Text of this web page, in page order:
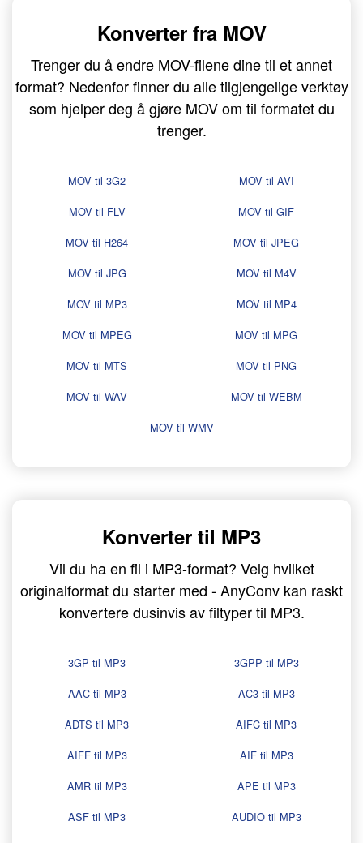
Konverter fra MOV
Trenger du å endre MOV-filene dine til et annet
format? Nedenfor finner du alle tilgjengelige verktøy
som hjelper deg å gjøre MOV om til formatet du
trenger.
MOV til 3G2
MOV til AVI
MOV til FLV
MOV til GIF
MOV til H264
MOV til JPEG
MOV til JPG
MOV til M4V
MOV til MP3
MOV til MP4
MOV til MPEG
MOV til MPG
MOV til MTS
MOV til PNG
MOV til WAV
MOV til WEBM
MOV til WMV
Konverter til MP3
Vil du ha en fil i MP3-format? Velg hvilket
originalformat du starter med - AnyConv kan raskt
konvertere dusinvis av filtyper til MP3.
3GP til MP3
3GPP til MP3
AAC til MP3
AC3 til MP3
ADTS til MP3
AIFC til MP3
AIFF til MP3
AIF til MP3
AMR til MP3
APE til MP3
ASF til MP3
AUDIO til MP3